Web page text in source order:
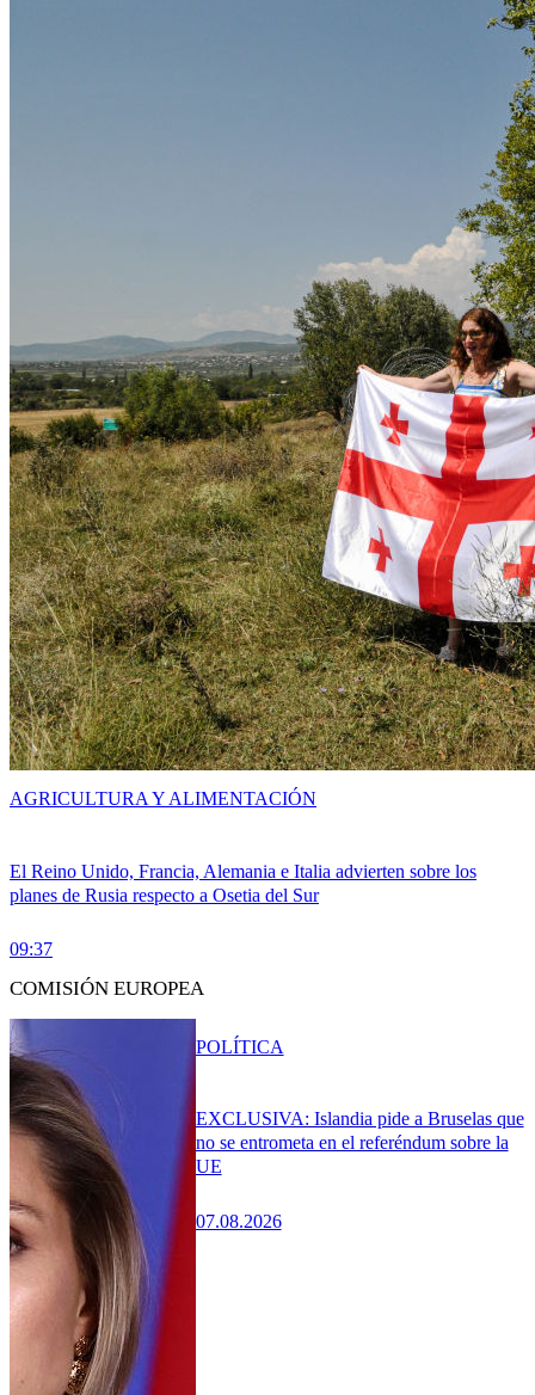
El Reino Unido, Francia, Alemania e Italia advierten sobre los
planes de Rusia respecto a Osetia del Sur
09:37
AGRICULTURA Y ALIMENTACIÓN
COMISIÓN EUROPEA
EXCLUSIVA: Islandia pide a Bruselas que
no se entrometa en el referéndum sobre la
UE
07.08.2026
POLÍTICA